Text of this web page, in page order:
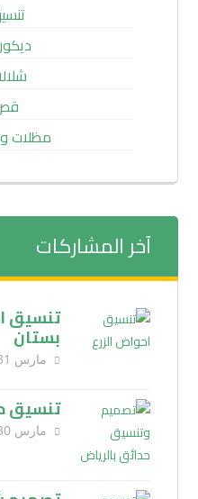
مظلات
آخر المشاركات
تنسيق
بستان
مارس 31, 2026
تنسيق
مارس 30, 2026